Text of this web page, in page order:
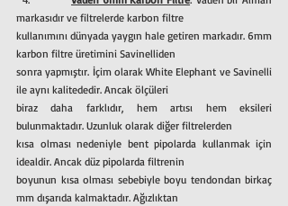
markasıdır ve filtrelerde karbon filtre
kullanımını dünyada yaygın hale getiren markadır. 6mm
karbon filtre üretimini Savinelliden
sonra yapmıştır. İçim olarak White Elephant ve Savinelli
ile aynı kalitededir. Ancak ölçüleri
biraz daha farklıdır, hem artısı hem eksileri
bulunmaktadır. Uzunluk olarak diğer filtrelerden
kısa olması nedeniyle bent pipolarda kullanmak için
idealdir. Ancak düz pipolarda filtrenin
boyunun kısa olması sebebiyle boyu tendondan birkaç
mm dışarıda kalmaktadır. Ağızlıktan